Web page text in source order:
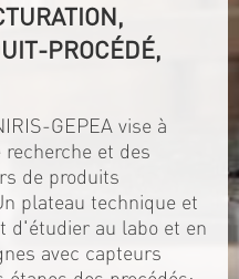
PROCÉDÉ,
GEPEA vise à
et des
de produits
plateau technique et
d'étudier au labo et en
avec capteurs